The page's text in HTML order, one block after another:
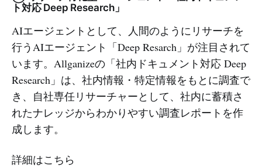
ト対応 Deep Research」
AIエージェントとして、人間のようにリサーチを
行うAIエージェント「Deep Resarch」が注目されて
います。Allganizeの「社内ドキュメント対応 Deep
Research」は、社内情報・特定情報をもとに調査で
き、自社専任リサーチャーとして、社内に蓄積さ
れたナレッジからわかりやすい調査レポートを作
成します。
詳細はこちら